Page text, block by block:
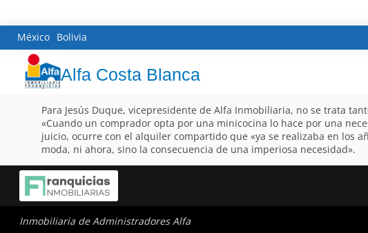
México Bolivia
Alfa Costa Blanca
Para Jesús Duque, vicepresidente de Alfa Inmobiliaria, no se trata
«Cuando un comprador opta por una minicocina lo hace por una
juicio, ocurre con el alquiler compartido que «ya se realizaba en los
moda, ni ahora, sino la consecuencia de una imperiosa necesidad».
Inmobiliaria de Administradores Alfa